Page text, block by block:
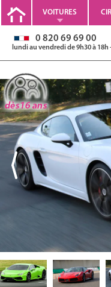
VOITURES
0 820 69 69 00
lundi au vendredi de 9h30 à 18h